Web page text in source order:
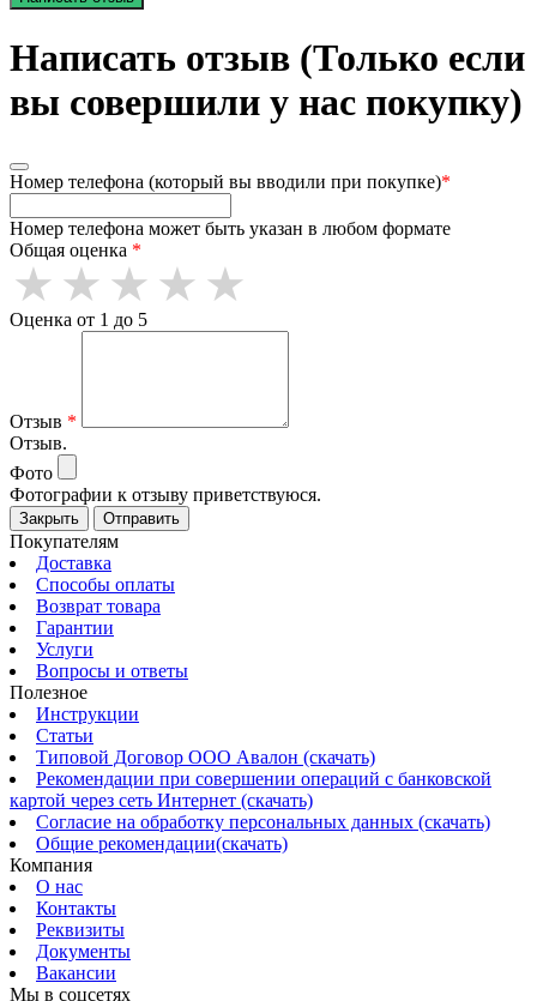
Написать отзыв (Только если
вы совершили у нас покупку)
Номер телефона (который вы вводили при покупке)*
Номер телефона может быть указан в любом формате
Общая оценка *
Оценка от 1 до 5
Отзыв *
Отзыв.
Фото
Фотографии к отзыву приветствуюся.
Закрыть Отправить
Покупателям
Доставка
Способы оплаты
Возврат товара
Гарантии
Услуги
Вопросы и ответы
Полезное
Инструкции
Статьи
Типовой Договор ООО Авалон (скачать)
Рекомендации при совершении операций с банковской
картой через сеть Интернет (скачать)
Согласие на обработку персональных данных (скачать)
Общие рекомендации(скачать)
Компания
О нас
Контакты
Реквизиты
Документы
Вакансии
Мы в соцсетях